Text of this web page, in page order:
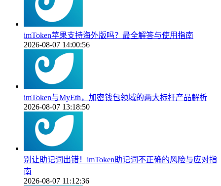
imToken苹果支持海外版吗？最全解答与使用指南
2026-08-07 14:00:56
imToken与MyEth，加密钱包领域的两大标杆产品解析
2026-08-07 13:18:50
别让助记词出错！imToken助记词不正确的风险与应对指
南
2026-08-07 11:12:36